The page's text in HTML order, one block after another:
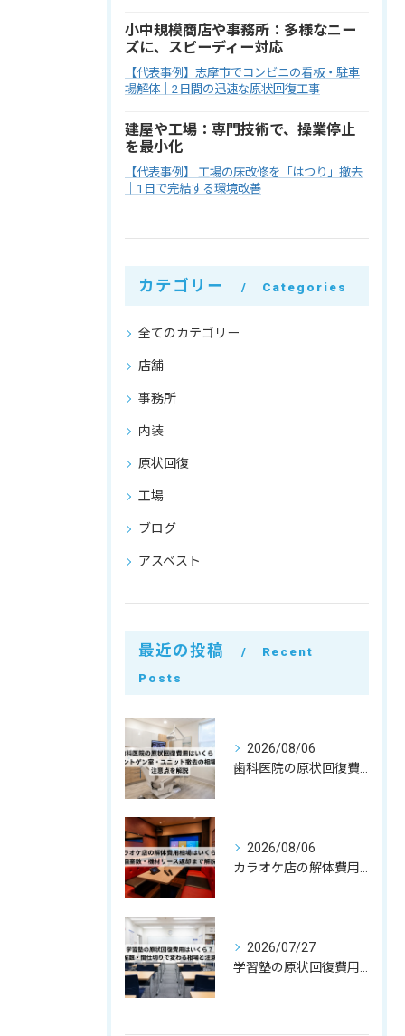
小中規模商店や事務所：多様なニー
ズに、スピーディー対応
【代表事例】志摩市でコンビニの看板・駐車
場解体｜2日間の迅速な原状回復工事
建屋や工場：専門技術で、操業停止
を最小化
【代表事例】 工場の床改修を「はつり」撤去
｜1日で完結する環境改善
カテゴリー Categories
全てのカテゴリー
店舗
事務所
内装
原状回復
工場
ブログ
アスベスト
最近の投稿
Recent
Posts
2026/08/06
2026/08/06
2026/07/27